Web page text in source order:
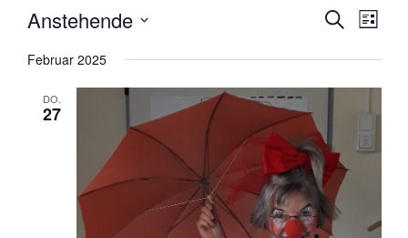
und
SUCHELISTE
Anstehende
Februar 2025
DO.
27